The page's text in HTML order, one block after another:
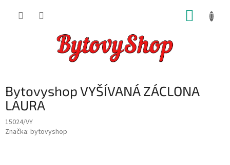
Bytovyshop VYŠÍVANÁ ZÁCLONA
LAURA
15024/VY
Značka: bytovyshop